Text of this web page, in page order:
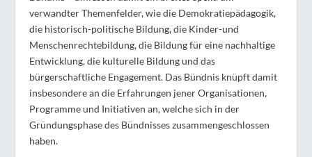
verwandter Themenfelder, wie die Demokratiepädagogik,
die historisch-politische Bildung, die Kinder-und
Menschenrechtebildung, die Bildung für eine nachhaltige
Entwicklung, die kulturelle Bildung und das
bürgerschaftliche Engagement. Das Bündnis knüpft damit
insbesondere an die Erfahrungen jener Organisationen,
Programme und Initiativen an, welche sich in der
Gründungsphase des Bündnisses zusammengeschlossen
haben.